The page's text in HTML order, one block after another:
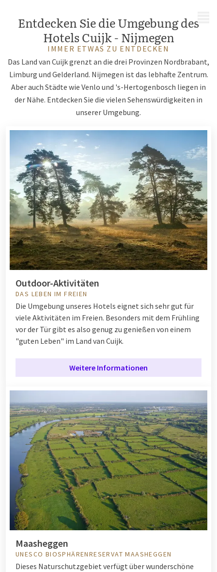
Entdecken Sie die Umgebung des
Hotels Cuijk - Nijmegen
IMMER ETWAS ZU ENTDECKEN
Das Land van Cuijk grenzt an die drei Provinzen Nordbrabant,
Limburg und Gelderland. Nijmegen ist das lebhafte Zentrum.
Aber auch Städte wie Venlo und 's-Hertogenbosch liegen in
der Nähe. Entdecken Sie die vielen Sehenswürdigkeiten in
unserer Umgebung.
Outdoor-Aktivitäten
DAS LEBEN IM FREIEN
Die Umgebung unseres Hotels eignet sich sehr gut für
viele Aktivitäten im Freien. Besonders mit dem Frühling
vor der Tür gibt es also genug zu genießen von einem
"guten Leben" im Land van Cuijk.
Weitere Informationen
Maasheggen
UNESCO BIOSPHÄRENRESERVAT MAASHEGGEN
Dieses Naturschutzgebiet verfügt über wunderschöne